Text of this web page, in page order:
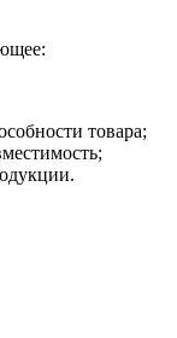
товара;